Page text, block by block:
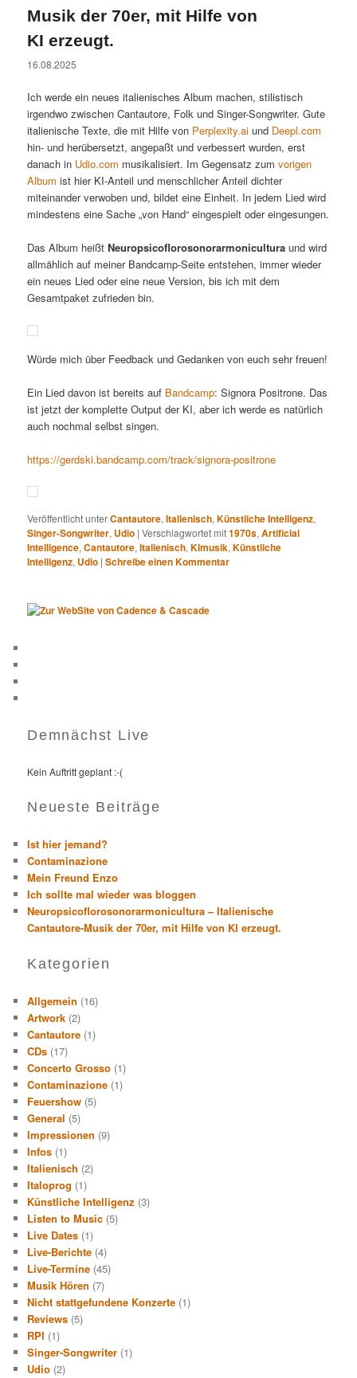
Musik der 70er, mit Hilfe von
KI erzeugt.
16.08.2025
Ich werde ein neues italienisches Album machen, stilistisch
irgendwo zwischen Cantautore, Folk und Singer-Songwriter. Gute
italienische Texte, die mit Hilfe von Perplexity.ai und Deepl.com
hin- und herübersetzt, angepaßt und verbessert wurden, erst
danach in Udio.com musikalisiert. Im Gegensatz zumvorigen
Album ist hier KI-Anteil und menschlicher Anteil dichter
miteinander verwoben und, bildet eine Einheit. In jedem Lied wird
mindestens eine Sache „von Hand“ eingespielt oder eingesungen.
Das Album heißtNeuropsicoflorosonorarmonicultura und wird
allmählich auf meiner Bandcamp-Seite entstehen, immer wieder
ein neues Lied oder eine neue Version, bis ich mit dem
Gesamtpaket zufrieden bin.
Würde mich über Feedback und Gedanken von euch sehr freuen!
Ein Lied davon ist bereits auf Bandcamp: Signora Positrone. Das
ist jetzt der komplette Output der KI, aber ich werde es natürlich
auch nochmal selbst singen.
https://gerdski.bandcamp.com/track/signora-positrone
Veröffentlicht unterCantautore,Italienisch,Künstliche Intelligenz,
Singer-Songwriter, Udio |Verschlagwortet mit1970s,Artificial
Intelligence,Cantautore,Italienisch,KImusik,Künstliche
Intelligenz, Udio |Schreibe einen Kommentar
Demnächst Live
Kein Auftritt geplant :-(
Neueste Beiträge
Ist hier jemand?
Contaminazione
Mein Freund Enzo
Ich sollte mal wieder was bloggen
Neuropsicoflorosonorarmonicultura – Italienische
Cantautore-Musik der 70er, mit Hilfe von KI erzeugt.
Kategorien
Allgemein (16)
Artwork (2)
Cantautore (1)
CDs (17)
Concerto Grosso (1)
Contaminazione (1)
Feuershow (5)
General (5)
Impressionen (9)
Infos (1)
Italienisch (2)
Italoprog (1)
Künstliche Intelligenz (3)
Listen to Music (5)
Live Dates (1)
Live-Berichte (4)
Live-Termine (45)
Musik Hören (7)
Nicht stattgefundene Konzerte (1)
Reviews (5)
RPI (1)
Singer-Songwriter (1)
Udio (2)